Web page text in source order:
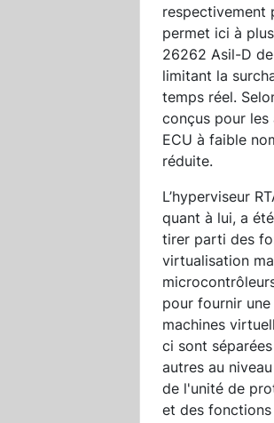
respectivement
permet ici à
26262 Asil-D
limitant la
temps réel.
conçus pour les
ECU à faible
réduite.
L’hyperviseur
quant à lui, a
tirer parti des
virtualisation
pour fournir
machines
ci sont
autres au
de l'unité de
et des